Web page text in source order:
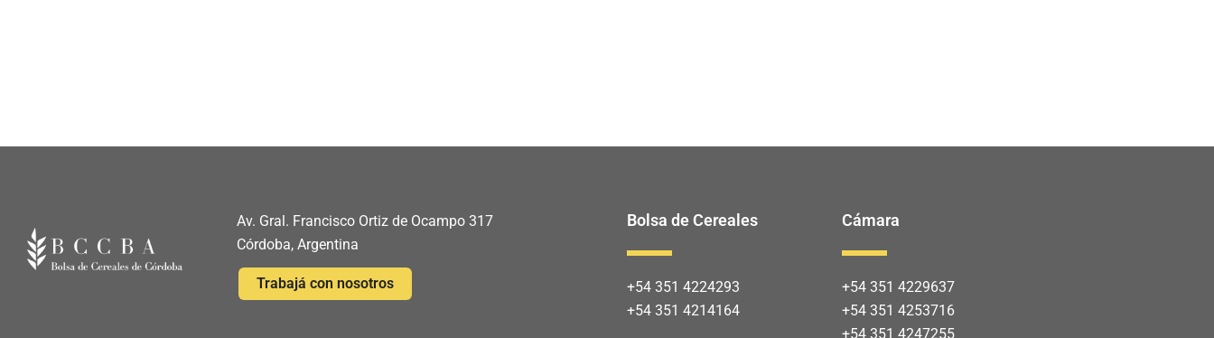
Av. Gral. Francisco Ortiz de Ocampo 317
Córdoba, Argentina
Trabajá con nosotros
Bolsa de Cereales
+54 351 4224293
+54 351 4214164
Cámara
+54 351 4229637
+54 351 4253716
+54 351 4247255